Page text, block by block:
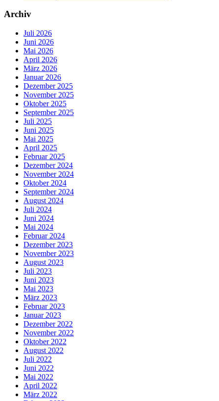
Archiv
Juli 2026
Juni 2026
Mai 2026
April 2026
März 2026
Januar 2026
Dezember 2025
November 2025
Oktober 2025
September 2025
Juli 2025
Juni 2025
Mai 2025
April 2025
Februar 2025
Dezember 2024
November 2024
Oktober 2024
September 2024
August 2024
Juli 2024
Juni 2024
Mai 2024
Februar 2024
Dezember 2023
November 2023
August 2023
Juli 2023
Juni 2023
Mai 2023
März 2023
Februar 2023
Januar 2023
Dezember 2022
November 2022
Oktober 2022
August 2022
Juli 2022
Juni 2022
Mai 2022
April 2022
März 2022